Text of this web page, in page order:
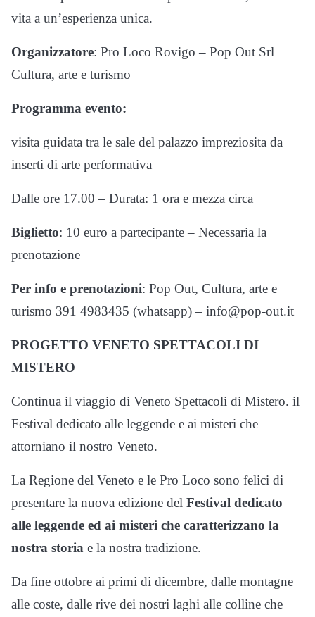
vita a un’esperienza unica.
Organizzatore: Pro Loco Rovigo – Pop Out Srl
Cultura, arte e turismo
Programma evento:
visita guidata tra le sale del palazzo impreziosita da
inserti di arte performativa
Dalle ore 17.00 – Durata: 1 ora e mezza circa
Biglietto: 10 euro a partecipante – Necessaria la
prenotazione
Per info e prenotazioni: Pop Out, Cultura, arte e
turismo 391 4983435 (whatsapp) – info@pop-out.it
PROGETTO VENETO SPETTACOLI DI
MISTERO
Continua il viaggio di Veneto Spettacoli di Mistero. il
Festival dedicato alle leggende e ai misteri che
attorniano il nostro Veneto.
La Regione del Veneto e le Pro Loco sono felici di
presentare la nuova edizione del Festival dedicato
alle leggende ed ai misteri che caratterizzano la
nostra storia e la nostra tradizione.
Da fine ottobre ai primi di dicembre, dalle montagne
alle coste, dalle rive dei nostri laghi alle colline che